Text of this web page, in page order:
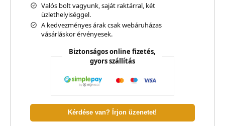
Valós bolt vagyunk, saját raktárral, két
üzlethelyiséggel.
A kedvezményes árak csak webáruházas
vásárláskor érvényesek.
Biztonságos online fizetés,
gyors szállítás
Kérdése van? Írjon üzenetet!